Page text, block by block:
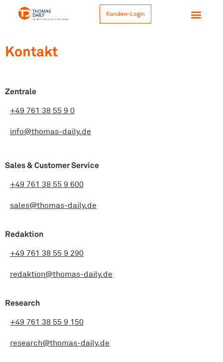
Kunden-Login
Kontakt
Zentrale
+49 761 38 55 9 0
info@thomas-daily.de
Sales & Customer Service
+49 761 38 55 9 600
sales@thomas-daily.de
Redaktion
+49 761 38 55 9 290
redaktion@thomas-daily.de
Research
+49 761 38 55 9 150
research@thomas-daily.de